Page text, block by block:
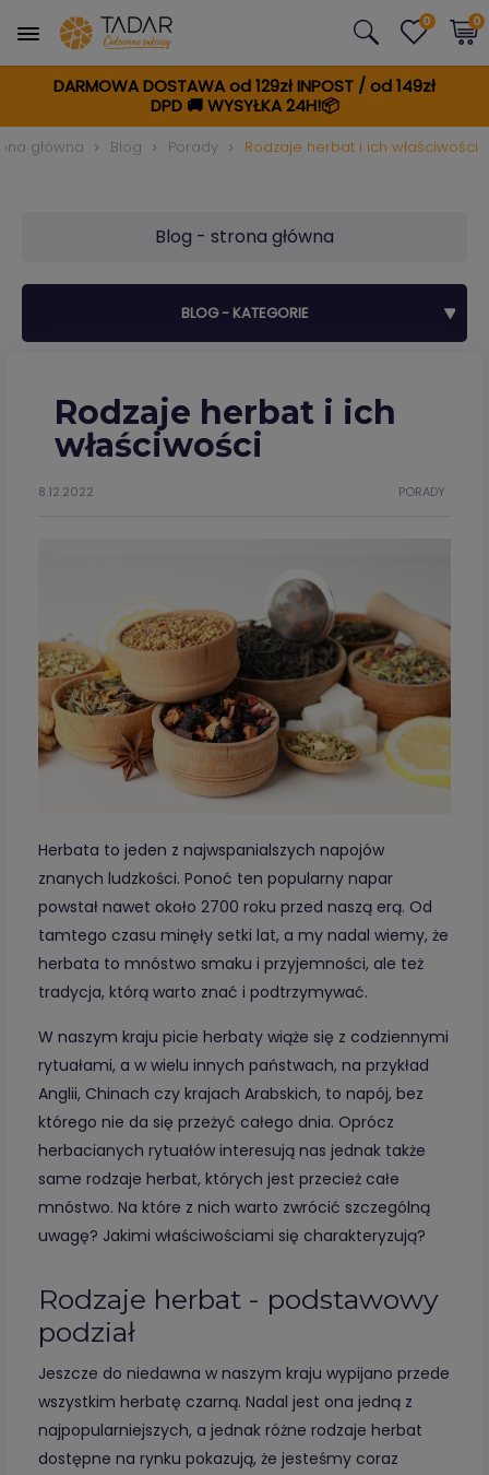
DARMOWA DOSTAWA od 129zł INPOST / od 149zł
DPD🚚WYSYŁKA 24H!📦
0 0
główna Blog Porady Rodzaje herbat i ich właściwości
BLOG - KATEGORIE
Blog - strona główna
Rodzaje herbat i ich
właściwości
PORADY
8.12.2022
Herbata to jeden z najwspanialszych napojów
znanych ludzkości. Ponoć ten popularny napar
powstał nawet około 2700 roku przed naszą erą. Od
tamtego czasu minęły setki lat, a my nadal wiemy, że
herbata to mnóstwo smaku i przyjemności, ale też
tradycja, którą warto znać i podtrzymywać.
W naszym kraju picie herbaty wiąże się z codziennymi
rytuałami, a w wielu innych państwach, na przykład
Anglii, Chinach czy krajach Arabskich, to napój, bez
którego nie da się przeżyć całego dnia. Oprócz
herbacianych rytuałów interesują nas jednak także
same rodzaje herbat, których jest przecież całe
mnóstwo. Na które z nich warto zwrócić szczególną
uwagę? Jakimi właściwościami się charakteryzują?
Rodzaje herbat - podstawowy
podział
Jeszcze do niedawna w naszym kraju wypijano przede
wszystkim herbatę czarną. Nadal jest ona jedną z
najpopularniejszych, a jednak różne rodzaje herbat
dostępne na rynku pokazują, że jesteśmy coraz